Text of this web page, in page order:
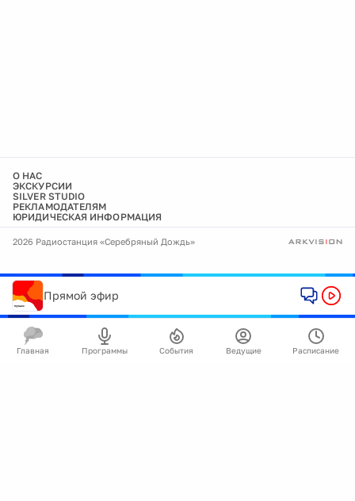
О НАС
ЭКСКУРСИИ
SILVER STUDIO
РЕКЛАМОДАТЕЛЯМ
ЮРИДИЧЕСКАЯ ИНФОРМАЦИЯ
2026 Радиостанция «Серебряный Дождь»
Прямой эфир
Главная Программы События Ведущие Расписание